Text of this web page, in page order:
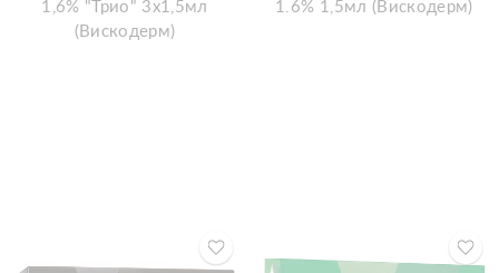
1,6% "Трио" 3х1,5мл
(Вискодерм)
1.6% 1,5мл (Вискодерм)